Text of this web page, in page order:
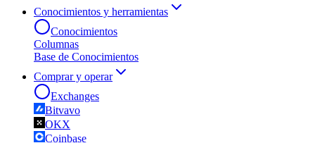
Conocimientos y herramientas
Conocimientos
Columnas
Base de Conocimientos
Comprar y operar
Exchanges
Bitvavo
OKX
Coinbase